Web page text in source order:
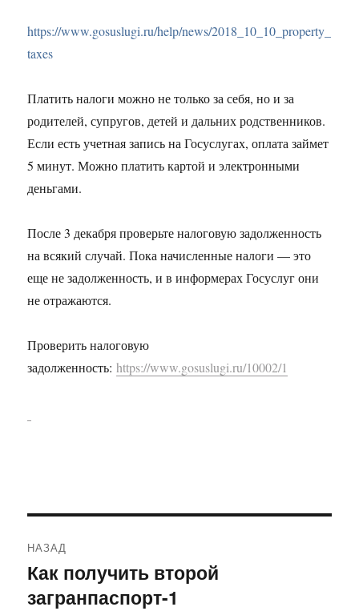
https://www.gosuslugi.ru/help/news/2018_10_10_property_
taxes
Платить налоги можно не только за себя, но и за
родителей, супругов, детей и дальних родственников.
Если есть учетная запись на Госуслугах, оплата займет
5 минут. Можно платить картой и электронными
деньгами.
После 3 декабря проверьте налоговую задолженность
на всякий случай. Пока начисленные налоги — это
еще не задолженность, и в информерах Госуслуг они
не отражаются.
Проверить налоговую
задолженность:https://www.gosuslugi.ru/10002/1
по
записям
НАЗАД
Предыдущая
запись:
Как получить второй
загранпаспорт-1